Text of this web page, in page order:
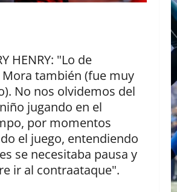
HENRY: "Lo de
también (fue muy
No nos olvidemos del
jugando en el
por momentos
el juego, entendiendo
se necesitaba pausa y
ir al contraataque".